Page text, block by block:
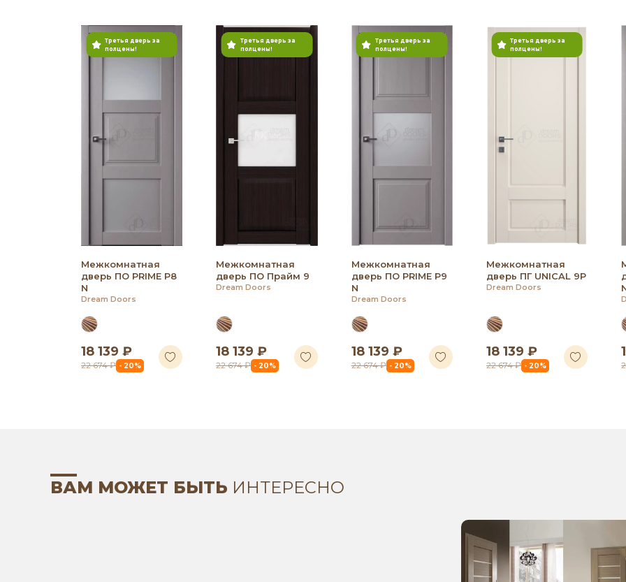
Третья дверь за
полцены!
Межкомнатная
дверь ПО PRIME P8
N
Dream Doors
18 139 ₽
22 674 ₽ - 20%
Третья дверь за
полцены!
Межкомнатная
дверь ПО Прайм 9
Dream Doors
18 139 ₽
22 674 ₽ - 20%
Третья дверь за
полцены!
Межкомнатная
дверь ПО PRIME P9
N
Dream Doors
18 139 ₽
22 674 ₽ - 20%
Третья дверь за
полцены!
Межкомнатная
дверь ПГ UNICAL 9P
Dream Doors
18 139 ₽
22 674 ₽ - 20%
ВАМ МОЖЕТ БЫТЬ ИНТЕРЕСНО